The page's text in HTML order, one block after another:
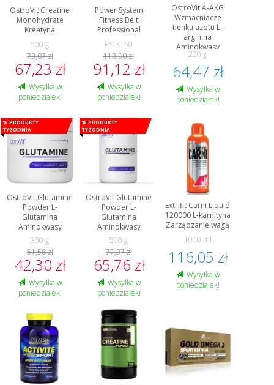
OstroVit Creatine
Monohydrate
Kreatyna
500 g
73,07 zł
67,23 zł
Wysyłka w
poniedziałek!
Power System
Fitness Belt
Professional
PS-3150
113,90 zł
91,12 zł
Wysyłka w
poniedziałek!
OstroVit A-AKG
Wzmacniacze
tlenku azotu L-
arginina
Aminokwasy
Przedtreningówka
i energia
200 g
64,47 zł
Wysyłka w
poniedziałek!
% Produkty
tygodnia
OstroVit Glutamine
Powder L-
Glutamina
Aminokwasy
300 g
51,58 zł
42,30 zł
Wysyłka w
poniedziałek!
% Produkty
tygodnia
OstroVit Glutamine
Powder L-
Glutamina
Aminokwasy
500 g
77,37 zł
65,76 zł
Wysyłka w
poniedziałek!
Extrifit Carni Liquid
120000 L-karnityna
Zarządzanie wagą
1000 ml
116,05 zł
Wysyłka w
poniedziałek!